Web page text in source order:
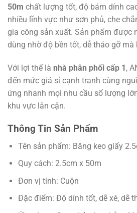
50m chất lượng tốt, độ bám dính
nhiều lĩnh vực như sơn phủ, che
gia công sản xuất. Sản phẩm được
dùng nhờ độ bền tốt, dễ tháo gỡ mà
Với lợi thế là nhà phân phối cấp 1 ,
đến mức giá sỉ cạnh tranh cùng
ứng nhanh mọi nhu cầu số lượng
khu vực lân cận.
Thông Tin Sản Phẩm
Tên sản phẩm: Băng keo giấy
Quy cách: 2.5cm x 50m
Đơn vị tính: Cuộn
Đặc điểm: Độ dính tốt, dễ xé, dễ